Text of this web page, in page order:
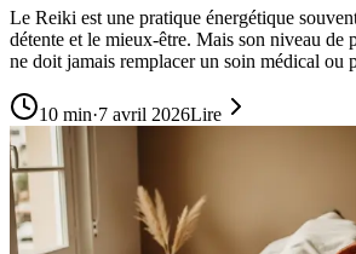
Le Reiki est une pratique énergétique
détente et le mieux-être. Mais son niveau de
ne doit jamais remplacer un soin médical ou
10 min·7 avril 2026Lire